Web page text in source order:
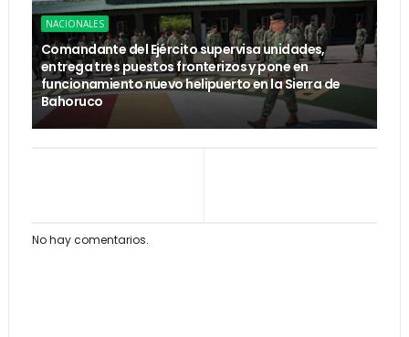
NACIONALES
Comandante del Ejército supervisa unidades,
entrega tres puestos fronterizos y pone en
funcionamiento nuevo helipuerto en la Sierra de
Bahoruco
No hay comentarios.